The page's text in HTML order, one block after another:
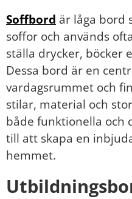
Soffbord är låga bord
soffor och används
ställa drycker, böcker
Dessa bord är en
vardagsrummet och
stilar, material och
både funktionella och
till att skapa en
hemmet.